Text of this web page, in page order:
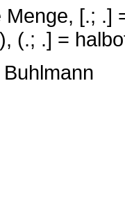
[.;
(.; .] =